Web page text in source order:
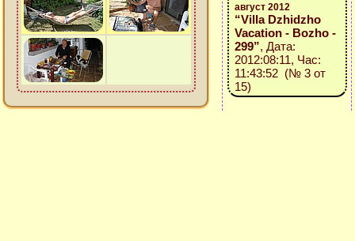
август 2012
“Villa Dzhidzho
Vacation - Bozho -
299”, Дата:
2012:08:11, Час:
11:43:52 (№ 3 от
15)